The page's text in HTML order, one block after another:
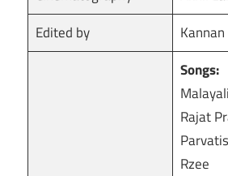
Edited by
Songs:
Rajat
Rzee